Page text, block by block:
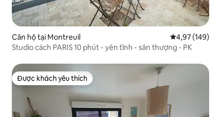
Căn hộ tại Montreuil Xếp hạng
4,97 (149)
Studio cách PARIS 10 phút - yên tĩnh - sân thượng - PK
Được khách yêu thích
Được khách yêu thích